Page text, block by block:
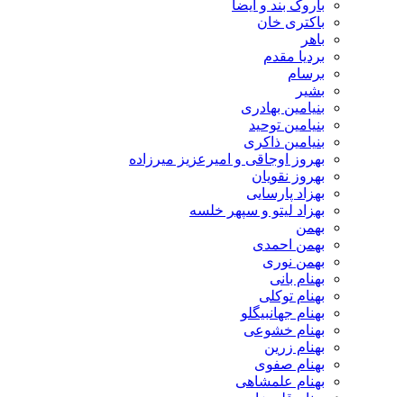
باروک بند و ایضا
باکتری خان
باهر
بردیا مقدم
برسام
بشیر
بنیامین بهادری
بنیامین توحید
بنیامین ذاکری
بهروز اوجاقی و امیرعزیز میرزاده
بهروز نقویان
بهزاد پارسایی
بهزاد لیتو و سپهر خلسه
بهمن
بهمن احمدی
بهمن نوری
بهنام بانی
بهنام توکلی
بهنام جهانبیگلو
بهنام خشوعی
بهنام زرین
بهنام صفوی
بهنام علمشاهی